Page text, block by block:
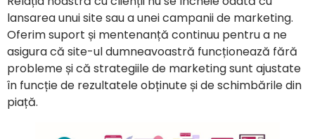
lansarea unui site sau a unei campanii de marketing.
Oferim suport și mentenanță continuu pentru a ne
asigura că site-ul dumneavoastră funcționează fără
probleme și că strategiile de marketing sunt ajustate
în funcție de rezultatele obținute și de schimbările din
piață.